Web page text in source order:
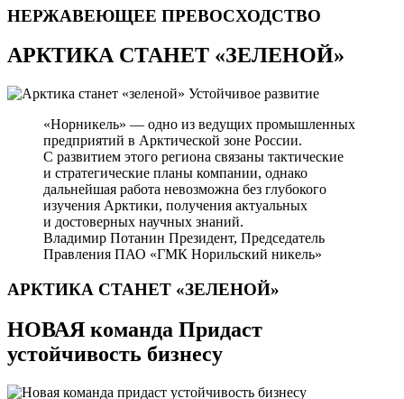
НЕРЖАВЕЮЩЕЕ ПРЕВОСХОДСТВО
АРКТИКА СТАНЕТ «ЗЕЛЕНОЙ»
Устойчивое развитие
«Норникель» — одно из ведущих промышленных
предприятий в Арктической зоне России.
С развитием этого региона связаны тактические
и стратегические планы компании, однако
дальнейшая работа невозможна без глубокого
изучения Арктики, получения актуальных
и достоверных научных знаний.
Владимир Потанин Президент, Председатель
Правления ПАО «ГМК Норильский никель»
АРКТИКА СТАНЕТ «ЗЕЛЕНОЙ»
НОВАЯ команда Придаст
устойчивость бизнесу